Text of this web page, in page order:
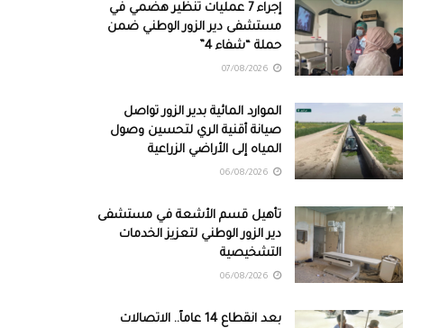
إجراء 7 عمليات تنظير هضمي في
مستشفى دير الزور الوطني ضمن
حملة “شفاء 4”
الموارد المائية بدير الزور تواصل
صيانة أقنية الري لتحسين وصول
المياه إلى الأراضي الزراعية
تأهيل قسم الأشعة في مستشفى
دير الزور الوطني لتعزيز الخدمات
التشخيصية
بعد انقطاع 14 عاماً.. الاتصالات